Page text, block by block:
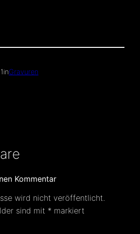
inGravuren
Kommentar
wird nicht veröffentlicht.
sind mit * markiert